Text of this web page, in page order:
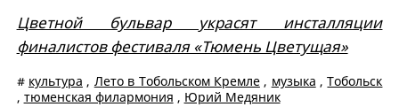
Цветной бульвар украсят инсталляции
финалистов фестиваля «Тюмень Цветущая»
# культура , Лето в Тобольском Кремле, музыка ,Тобольск
, тюменская филармония , Юрий Медяник